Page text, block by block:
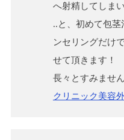
へ射精してしま
..と、初めて包
ンセリングだけ
せて頂きます！
長々とすみませ
クリニック美容